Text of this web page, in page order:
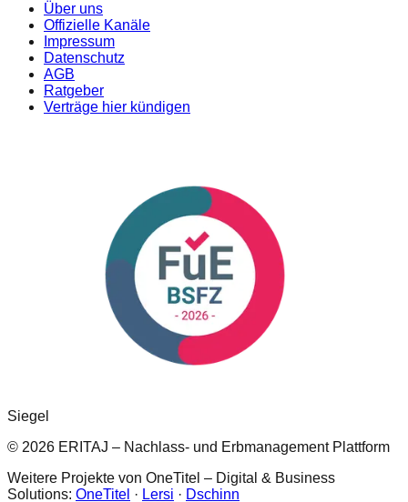
Über uns
Offizielle Kanäle
Impressum
Datenschutz
AGB
Ratgeber
Verträge hier kündigen
Siegel
© 2026 ERITAJ – Nachlass- und Erbmanagement Plattform
Weitere Projekte von OneTitel – Digital & Business
Solutions: OneTitel · Lersi · Dschinn